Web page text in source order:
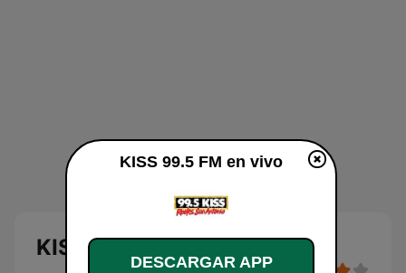
KISS 99.5 FM
KISS 99.5 FM en vivo
DESCARGAR APP